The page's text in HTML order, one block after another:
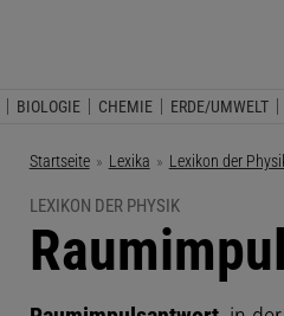
BIOLOGIE CHEMIE ERDE/UMWELT
Startseite Lexika Lexikon der
LEXIKON DER PHYSIK
: